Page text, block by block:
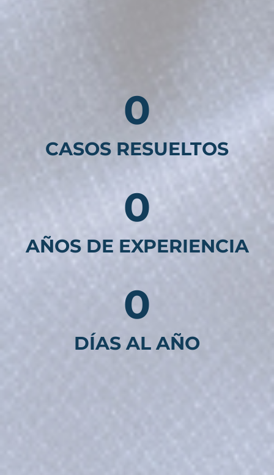
0
CASOS RESUELTOS
0
AÑOS DE EXPERIENCIA
0
DÍAS AL AÑO